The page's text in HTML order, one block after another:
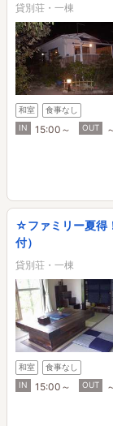
貸別荘・一棟
和室
食事なし
IN
15:00～ OUT
☆ファミリー夏得
付）
貸別荘・一棟
和室
食事なし
IN
15:00～ OUT